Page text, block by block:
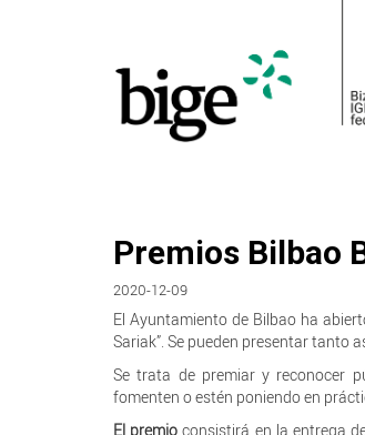
Premios Bilbao
2020-12-09
El Ayuntamiento de Bilbao ha
Sariak”. Se pueden presentar tanto
Se trata de premiar y reconocer
fomenten o estén poniendo en
El premio consistirá en la entrega